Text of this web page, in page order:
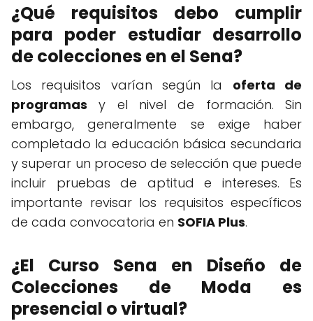
¿Qué requisitos debo cumplir
para poder estudiar desarrollo
de colecciones en el Sena?
Los requisitos varían según la oferta de
programas y el nivel de formación. Sin
embargo, generalmente se exige haber
completado la educación básica secundaria
y superar un proceso de selección que puede
incluir pruebas de aptitud e intereses. Es
importante revisar los requisitos específicos
de cada convocatoria en SOFIA Plus.
¿El Curso Sena en Diseño de
Colecciones de Moda es
presencial o virtual?